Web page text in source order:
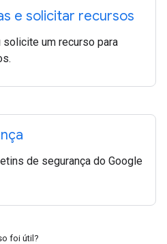
e solicitar recursos
um recurso para
de segurança do Google
foi útil?